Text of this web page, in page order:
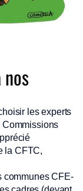
les experts
Commissions
la CFTC,
communes CFE-